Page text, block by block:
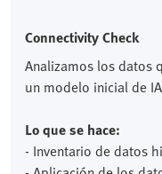
Connectivity Check
Analizamos los datos
un modelo inicial de
Lo que se hace:
- Inventario de datos